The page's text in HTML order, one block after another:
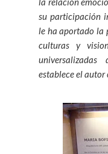
su participación
le ha aportado la
culturas y
establece el